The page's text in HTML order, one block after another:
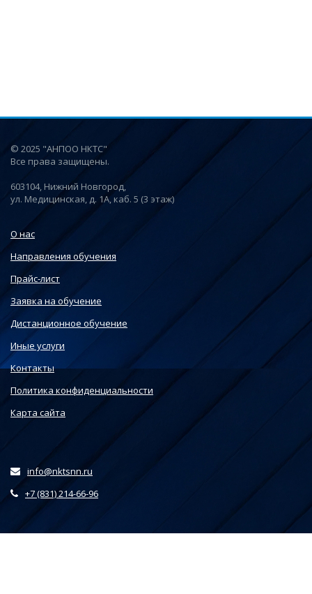
© 2025 "АНПОО НКТС"
Все права защищены.
603104, Нижний Новгород,
ул. Медицинская, д. 1А, каб. 5 (3 этаж)
О нас
Направления обучения
Прайс-лист
Заявка на обучение
Дистанционное обучение
Иные услуги
Контакты
Политика конфиденциальности
Карта сайта
info@nktsnn.ru
+7 (831) 214-66-96